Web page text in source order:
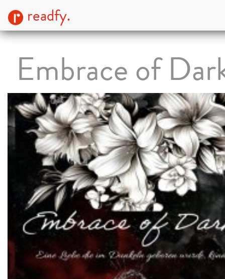
readfy.
Embrace of